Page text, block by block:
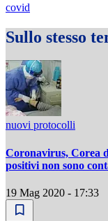
covid
Sullo stesso
nuovi protocolli
Coronavirus, Corea
positivi non sono
19 Mag 2020 - 17:33